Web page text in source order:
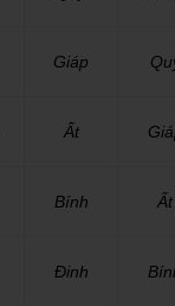
Giáp
Ất
Bính Ất
Đinh